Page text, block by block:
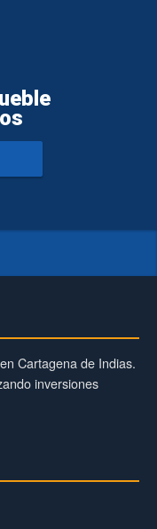
Cartagena de Indias.
inversiones